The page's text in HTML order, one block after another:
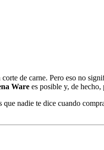
de carne. Pero eso no
Ware es posible y, de
nadie te dice cuando